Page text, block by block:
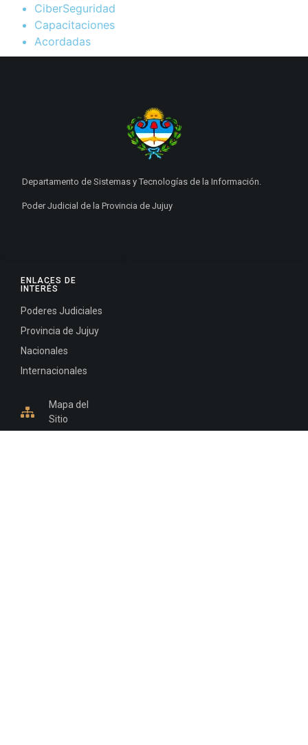
CiberSeguridad
Capacitaciones
Acordadas
ENLACES DE
INTERÉS
Poderes Judiciales
Provincia de Jujuy
Nacionales
Internacionales
Mapa del
Sitio
Departamento de Sistemas y Tecnologías de la Información.
Poder Judicial de la Provincia de Jujuy